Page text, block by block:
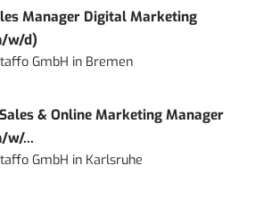
Manager Digital Marketing
w/d)
GmbH in Bremen
& Online Marketing Manager
w/...
GmbH in Karlsruhe